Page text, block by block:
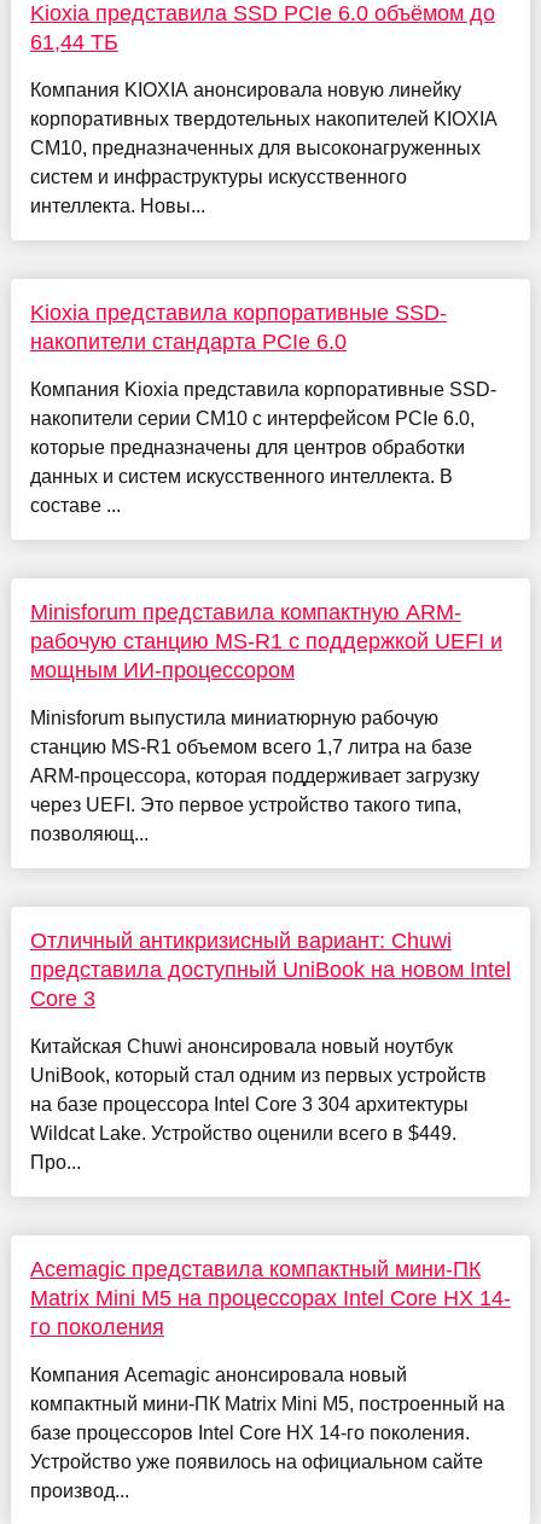
Kioxia представила SSD PCIe 6.0 объёмом до
61,44 ТБ
Компания KIOXIA анонсировала новую линейку
корпоративных твердотельных накопителей KIOXIA
CM10, предназначенных для высоконагруженных
систем и инфраструктуры искусственного
интеллекта. Новы...
Kioxia представила корпоративные SSD-
накопители стандарта PCIe 6.0
Компания Kioxia представила корпоративные SSD-
накопители серии CM10 с интерфейсом PCIe 6.0,
которые предназначены для центров обработки
данных и систем искусственного интеллекта. В
составе ...
Minisforum представила компактную ARM-
рабочую станцию MS-R1 с поддержкой UEFI и
мощным ИИ-процессором
Minisforum выпустила миниатюрную рабочую
станцию MS-R1 объемом всего 1,7 литра на базе
ARM-процессора, которая поддерживает загрузку
через UEFI. Это первое устройство такого типа,
позволяющ...
Отличный антикризисный вариант: Chuwi
представила доступный UniBook на новом Intel
Core 3
Китайская Chuwi анонсировала новый ноутбук
UniBook, который стал одним из первых устройств
на базе процессора Intel Core 3 304 архитектуры
Wildcat Lake. Устройство оценили всего в $449.
Про...
Acemagic представила компактный мини-ПК
Matrix Mini M5 на процессорах Intel Core HX 14-
го поколения
Компания Acemagic анонсировала новый
компактный мини-ПК Matrix Mini M5, построенный на
базе процессоров Intel Core HX 14-го поколения.
Устройство уже появилось на официальном сайте
производ...